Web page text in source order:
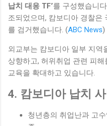
납치 대응 TF’를 구성했습니
조되었으며, 캄보디아 경찰은
를 검거했습니다. (ABC News)
외교부는 캄보디아 일부 지역
상향하고, 허위취업 관련 피
교육을 확대하고 있습니다.
4. 캄보디아 납치
청년층의 취업난과 고